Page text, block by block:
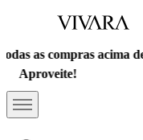
699.
Exclusivo